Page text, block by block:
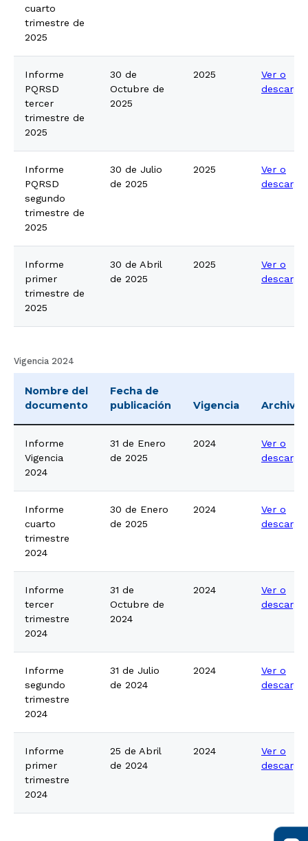
cuarto
trimestre de
2025
Informe
PQRSD
tercer
trimestre de
2025
30 de
Octubre de
2025
2025
Ver o
descargar
Informe
PQRSD
segundo
trimestre de
2025
30 de Julio
de 2025
2025
Ver o
descargar
Informe
primer
trimestre de
2025
30 de Abril
de 2025
2025
Ver o
descargar
Vigencia 2024
Nombre del
documento
Fecha de
publicación
Vigencia Archivo
Informe
Vigencia
2024
31 de Enero
de 2025
2024
Ver o
descargar
Informe
cuarto
trimestre
2024
30 de Enero
de 2025
2024
Ver o
descargar
Informe
tercer
trimestre
2024
31 de
Octubre de
2024
2024
Ver o
descargar
Informe
segundo
trimestre
2024
31 de Julio
de 2024
2024
Ver o
descargar
Informe
primer
trimestre
2024
25 de Abril
de 2024
2024
Ver o
descargar